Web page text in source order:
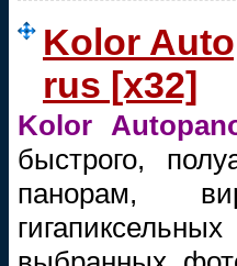
Kolor
rus [x32]
Kolor
быстрого,
панорам,